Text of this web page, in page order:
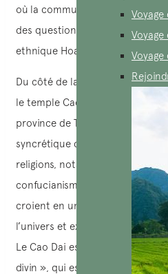
Voyage
Voyage
où la communauté chinoise se
des questions et des affaires
ethnique Hoa locale.
Du côté de la frontière
le temple Cao Dai. La religion
province de Tây Ninh en 1926 et
syncrétique qui combine des
religions, notamment le
confucianisme, le christianisme
croient en un Être Suprême, le
l’univers et existe au sein de
Le Cao Dai est représenté par
divin », qui est un motif saillant